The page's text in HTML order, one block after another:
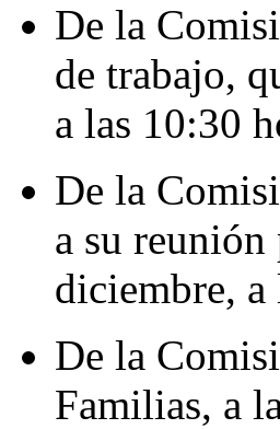
De la
de trabajo,
a las 10:30
De la
a su reunión
diciembre, a
De la
Familias, a